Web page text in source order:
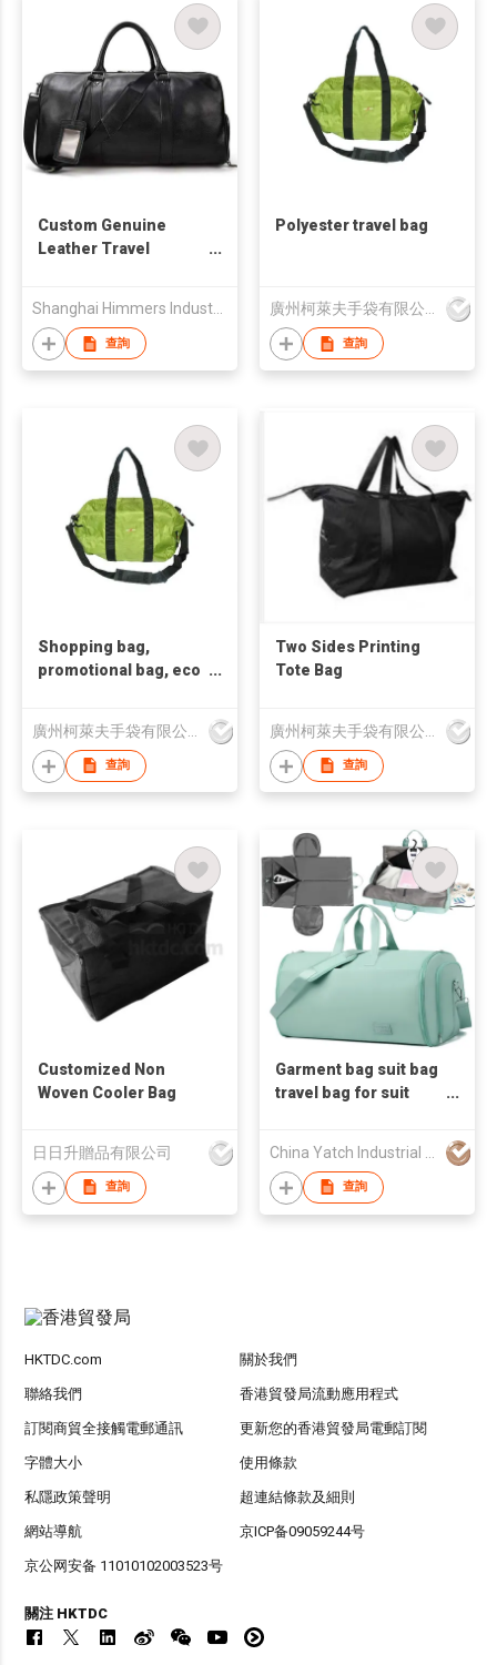
Custom Genuine
Leather Travel
Sports Tote Duffle
Bag For Men
Shanghai Himmers Industrial & Trading Co., Ltd.
查詢
Polyester travel bag
廣州柯萊夫手袋有限公司
查詢
Shopping bag,
promotional bag, eco
查詢
Two Sides Printing
Tote Bag
查詢
Customized Non
Woven Cooler Bag
日日升贈品有限公司
查詢
Garment bag suit bag
travel bag for suit
查詢
HKTDC.com 關於我們
聯絡我們 香港貿發局流動應用程式
訂閱商貿全接觸電郵通訊 更新您的香港貿發局電郵訂閱
字體大小 使用條款
私隱政策聲明 超連結條款及細則
網站導航 京ICP备09059244号
京公网安备 11010102003523号
關注 HKTDC